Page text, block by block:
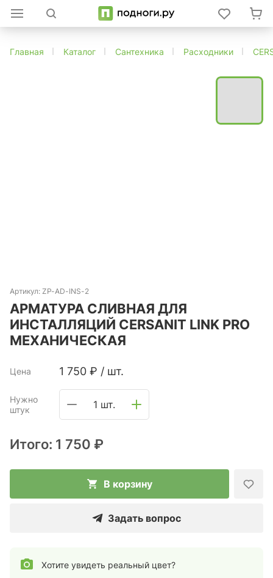
Главная Каталог Сантехника Расходники
Артикул: ZP-AD-INS-2
АРМАТУРА СЛИВНАЯ ДЛЯ
ИНСТАЛЛЯЦИЙ CERSANIT LINK PRO
МЕХАНИЧЕСКАЯ
Цена 1 750 ₽ / шт.
Нужно
штук
1 шт.
Итого: 1 750 ₽
В корзину
Задать вопрос
Хотите увидеть реальный цвет?